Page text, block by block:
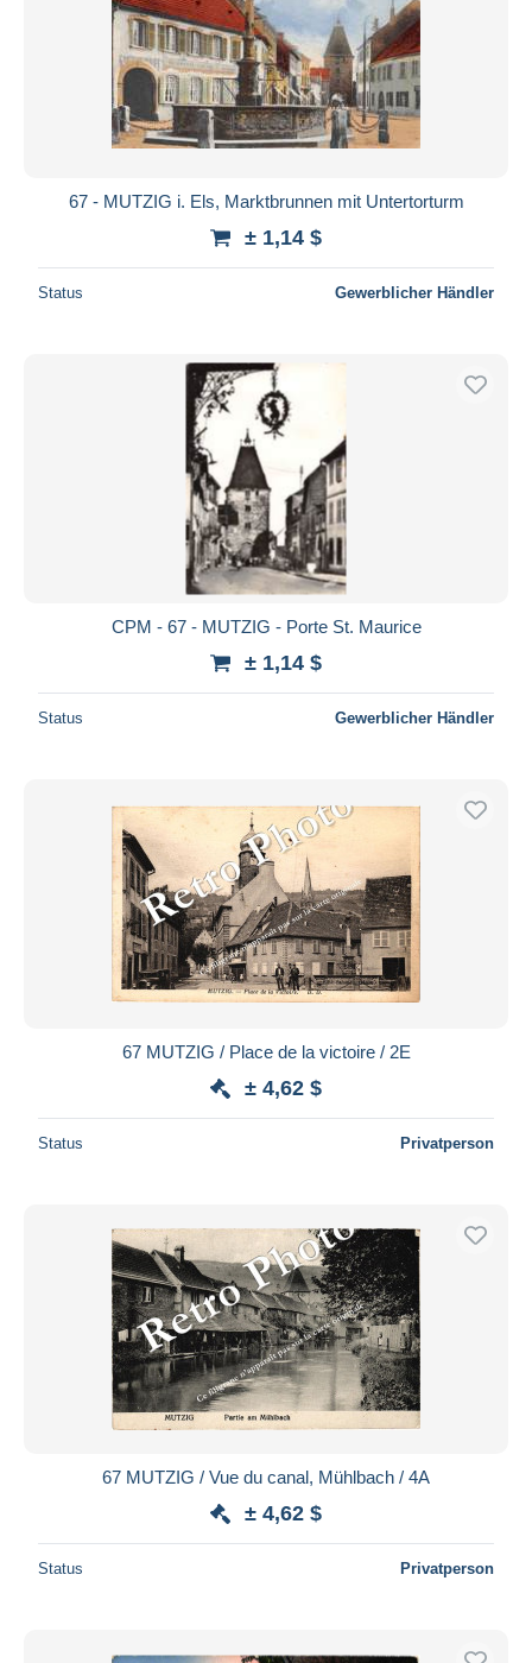
67 - MUTZIG i. Els, Marktbrunnen mit Untertorturm
± 1,14 $
Status Gewerblicher Händler
CPM - 67 - MUTZIG - Porte St. Maurice
± 1,14 $
Status Gewerblicher Händler
67 MUTZIG / Place de la victoire / 2E
± 4,62 $
Status Privatperson
67 MUTZIG / Vue du canal, Mühlbach / 4A
± 4,62 $
Status Privatperson